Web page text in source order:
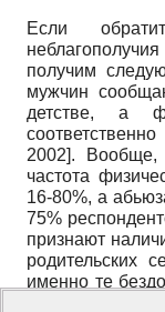
Если
получим
мужчин
детстве, а
2002]. Вообще,
частота
16-80%, а
75%
признают
родительских
именно те